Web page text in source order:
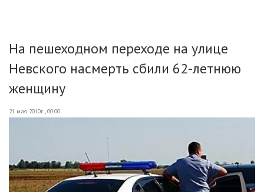
На пешеходном переходе на улице
Невского насмерть сбили 62-летнюю
женщину
21 мая 2010г., 00:00